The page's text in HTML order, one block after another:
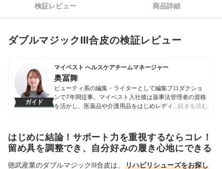
検証レビュー 商品詳細
ダブルマジックⅢ合皮の検証レビュー
ガイド
マイベスト へルスケアチームマネージャー
奥冨舞
ビューティ系の編集・ライターとして編集プロダクショ
ンで7年間従事。マイベスト入社後は薬事法管理者の資格
を活かし、医薬品や介護用品をはじめレディースインナ
奥冨舞のプロフィール
…続きを読む
はじめに結論！サポート力を重視するならコレ！
留め具を調整でき、自分好みの履き心地にできる
徳武産業のダブルマジックⅢ合皮は、
リハビリシューズをお探し